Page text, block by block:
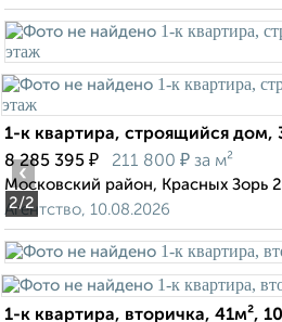
2/2
1-к квартира, строящийся дом,
8 285 395 ₽ 211 800 ₽ за м²
Московский район, Красных Зорь
Агентство, 10.08.2026
‹
1-к квартира, вторичка, 41м²,